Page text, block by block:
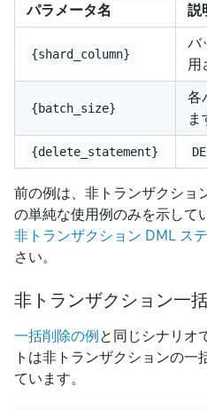
パラメータ名 説
{shard_column}
バ
用
{batch_size}
各
ま
{delete_statement}
前の例は、非トランザクショ
の単純な使用例のみを示して
非トランザクション DML ス
さい。
非トランザクション一
一括削除の例と同じシナリオ
トは非トランザクションの一
ています。